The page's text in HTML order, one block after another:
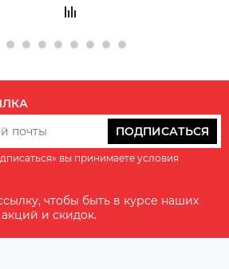
ПОДПИСАТЬСЯ
вы принимаете условия
чтобы быть в курсе наших
и скидок.